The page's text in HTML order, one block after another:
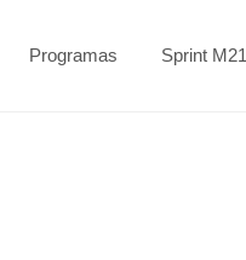
Programas Sprint M21